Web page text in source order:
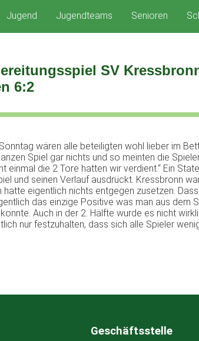
Jugend Jugendteams Senioren
SV
6:2
wären alle beteiligten wohl lieber im
Spiel gar nichts und so meinten die
einmal die 2 Tore hatten wir verdient.“ Ein
und seinen Verlauf ausdrückt. Kressbronn
hatte eigentlich nichts entgegen zusetzen.
das einzige Positive was man aus dem
Auch in der 2. Hälfte wurde es nicht
nur festzuhalten, dass sich alle Spieler
Geschäftsstelle